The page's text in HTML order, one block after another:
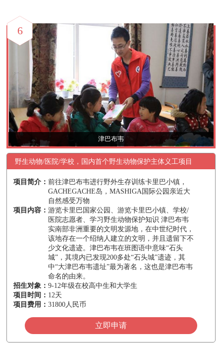
津巴布韦
6
野生动物/医院/学校，国内首个野生动物保护主体义工项目
项目简介： 前往津巴布韦进行野外生存训练卡里巴小镇，
GACHEGACHE岛，MASHIGA国际公园亲近大
自然感受万物
项目内容： 游览卡里巴国家公园、游览卡里巴小镇、学校/
医院志愿者、学习野生动物保护知识 津巴布韦
实南部非洲重要的文明发源地，在中世纪时代，
该地存在一个绍纳人建立的文明，并且遗留下不
少文化遗迹。津巴布韦在班图语中意味“石头
城”，其境内已发现200多处“石头城”遗迹，其
中“大津巴布韦遗址”最为著名，这也是津巴布韦
命名的由来。
招生对象： 9-12年级在校高中生和大学生
项目时间： 12天
项目费用： 31800人民币
立即申请